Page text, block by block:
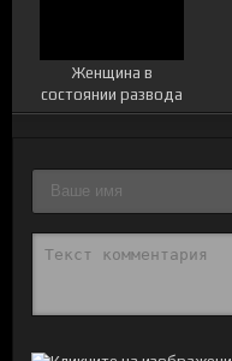
Женщина в
состоянии развода